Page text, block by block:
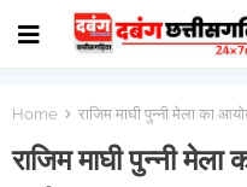
Home राजिम माघी पुन्नी मेला का
राजिम माघी पुन्नी